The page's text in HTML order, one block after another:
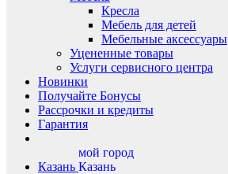
Кресла
Мебель для детей
Мебельные аксессуары
Уцененные товары
Услуги сервисного центра
Новинки
Получайте Бонусы
Рассрочки и кредиты
Гарантия
Казань
мой город
Казань